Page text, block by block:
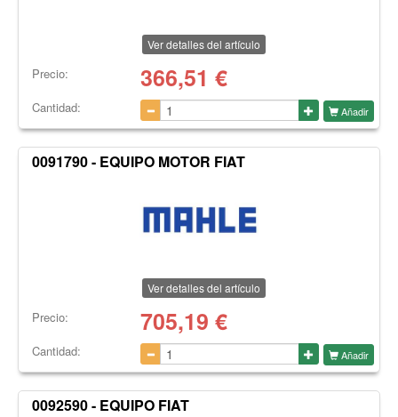
Ver detalles del artículo
Precio: 366,51 €
Cantidad: Añadir
0091790 - EQUIPO MOTOR FIAT
Ver detalles del artículo
Precio: 705,19 €
Cantidad: Añadir
0092590 - EQUIPO FIAT